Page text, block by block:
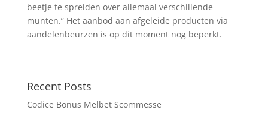
beetje te spreiden over allemaal verschillende
munten.” Het aanbod aan afgeleide producten via
aandelenbeurzen is op dit moment nog beperkt.
Recent Posts
Codice Bonus Melbet Scommesse